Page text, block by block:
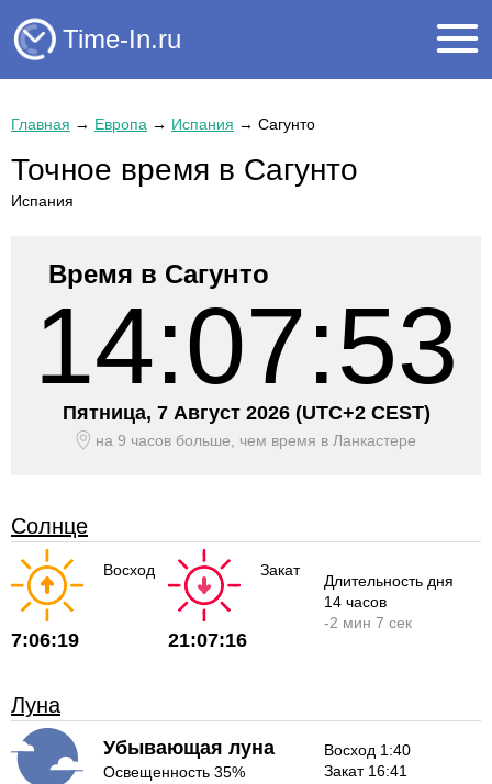
Time-In.ru
Главная → Европа → Испания → Сагунто
Точное время в Сагунто
Испания
Время в Сагунто
14:07:53
Пятница, 7 Август 2026 (UTC+2 CEST)
на 9 часов больше, чем время в Ланкастере
Солнце
Восход
7:06:19
Закат
21:07:16
Длительность дня
14 часов
-2 мин7 сек
Луна
Убывающая луна
Освещенность 35%
Восход 1:40
Закат 16:41